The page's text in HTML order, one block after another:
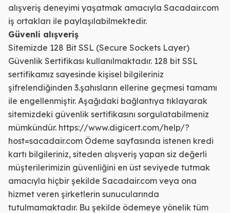
alışveriş deneyimi yaşatmak amacıyla Sacadair.com
iş ortakları ile paylaşılabilmektedir.
Güvenli alışveriş
Sitemizde 128 Bit SSL (Secure Sockets Layer)
Güvenlik Sertifikası kullanılmaktadır. 128 bit SSL
sertifikamız sayesinde kişisel bilgileriniz
şifrelendiğinden 3.şahısların ellerine geçmesi tamamı
ile engellenmiştir. Aşağıdaki bağlantıya tıklayarak
sitemizdeki güvenlik sertifikasını sorgulatabilmeniz
mümkündür. https://www.digicert.com/help/?
host=sacadair.com Ödeme sayfasında istenen kredi
kartı bilgileriniz, siteden alışveriş yapan siz değerli
müşterilerimizin güvenliğini en üst seviyede tutmak
amacıyla hiçbir şekilde Sacadair.com veya ona
hizmet veren şirketlerin sunucularında
tutulmamaktadır. Bu şekilde ödemeye yönelik tüm